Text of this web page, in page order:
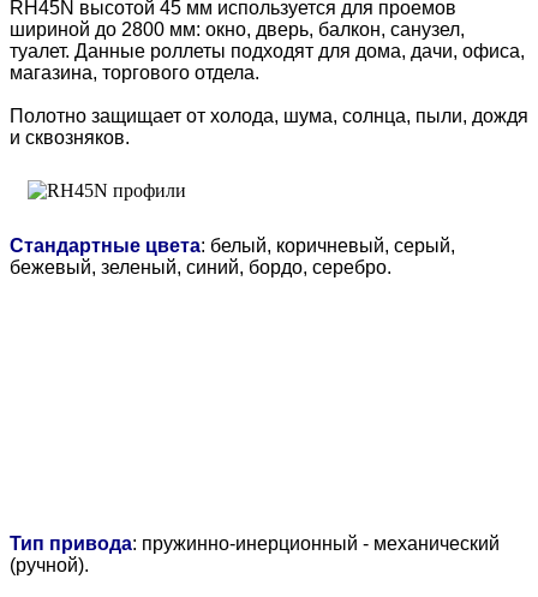
RH45N высотой 45 мм используется для проемов
шириной до 2800 мм: окно, дверь, балкон, санузел,
туалет. Данные роллеты подходят для дома, дачи, офиса,
магазина, торгового отдела.
Полотно защищает от холода, шума, солнца, пыли, дождя
и сквозняков.
Стандартные цвета: белый, коричневый, серый,
бежевый, зеленый, синий, бордо, серебро.
Тип привода: пружинно-инерционный - механический
(ручной).